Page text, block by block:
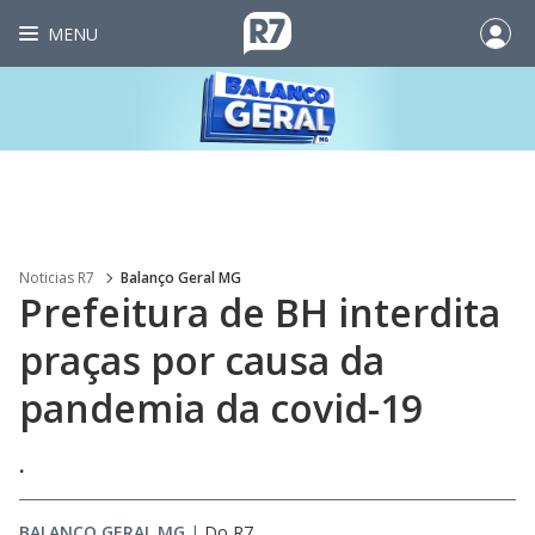
MENU
Noticias R7 Balanço Geral MG
Prefeitura de BH interdita
praças por causa da
pandemia da covid-19
.